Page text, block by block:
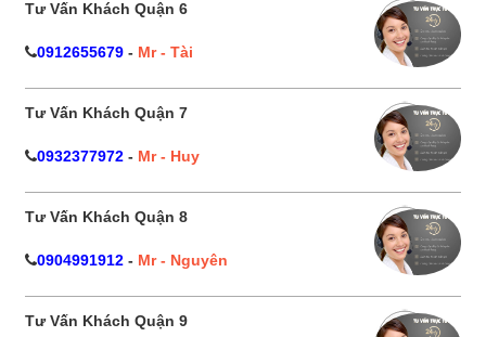
Tư Vấn Khách Quận 6
0912655679 - Mr - Tài
Tư Vấn Khách Quận 7
0932377972 - Mr - Huy
Tư Vấn Khách Quận 8
0904991912 - Mr - Nguyên
Tư Vấn Khách Quận 9